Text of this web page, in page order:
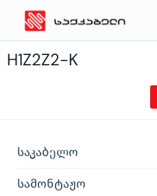
content
H1Z2Z2-K
საკაბელო
სამონტაჟო